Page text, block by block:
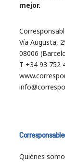
mejor.
Vía Augusta,
08006
T +34 93 752
Quiénes